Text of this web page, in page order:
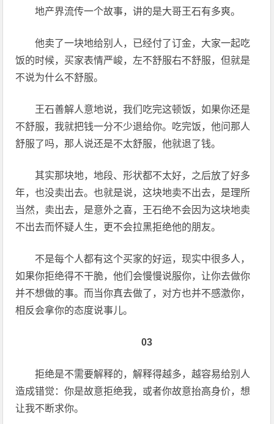
地产界流传一个故事，讲的是大哥王石有多爽。
他卖了一块地给别人，已经付了订金，大家一起吃
饭的时候，买家表情严峻，左不舒服右不舒服，但就是
不说为什么不舒服。
王石善解人意地说，我们吃完这顿饭，如果你还是
不舒服，我就把钱一分不少退给你。吃完饭，他问那人
舒服了吗，那人说还是不太舒服，他就退了钱。
其实那块地，地段、形状都不太好，之后放了好多
年，也没卖出去。也就是说，这块地卖不出去，是理所
当然，卖出去，是意外之喜，王石绝不会因为这块地卖
不出去而怀疑人生，更不会拉黑拒绝他的朋友。
不是每个人都有这个买家的好运，现实中很多人，
如果你拒绝得不干脆，他们会慢慢说服你，让你去做你
并不想做的事。而当你真去做了，对方也并不感激你，
相反会拿你的态度说事儿。
03
拒绝是不需要解释的，解释得越多，越容易给别人
造成错觉：你是故意拒绝我，或者你故意抬高身价，想
让我不断求你。